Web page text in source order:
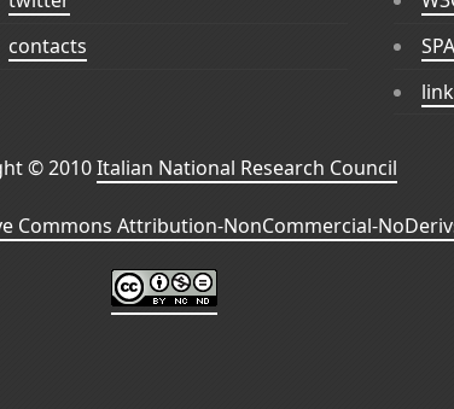
contacts
© 2010Italian National Research Council
Commons Attribution-NonCommercial-